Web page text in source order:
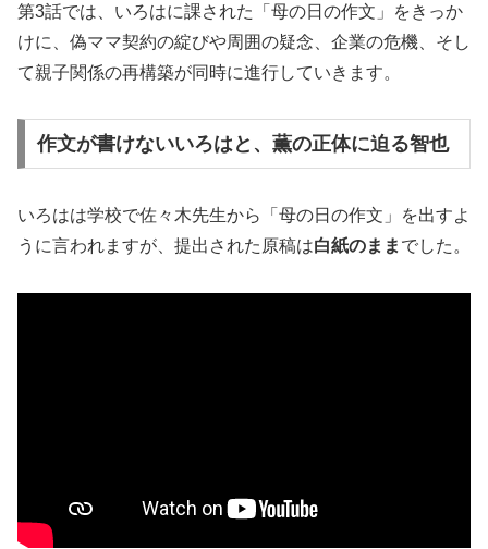
第3話では、いろはに課された「母の日の作文」をきっか
けに、偽ママ契約の綻びや周囲の疑念、企業の危機、そし
て親子関係の再構築が同時に進行していきます。
作文が書けないいろはと、薫の正体に迫る智也
いろはは学校で佐々木先生から「母の日の作文」を出すよ
うに言われますが、提出された原稿は白紙のまま でした。